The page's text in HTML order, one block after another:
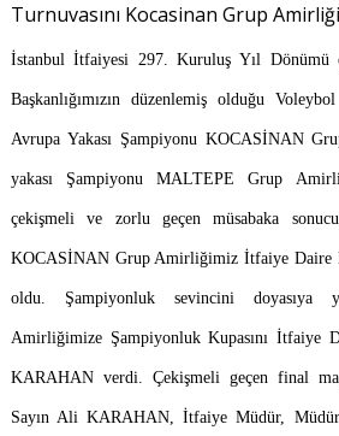
Turnuvasını Kocasinan Grup
İstanbul İtfaiyesi 297. Kuruluş Yıl Dönümü
Başkanlığımızın düzenlemiş olduğu
Avrupa Yakası Şampiyonu KOCASİNAN
yakası Şampiyonu MALTEPE Grup
çekişmeli ve zorlu geçen müsabaka
KOCASİNAN Grup Amirliğimiz İtfaiye Daire
oldu. Şampiyonluk sevincini doyasıya
Amirliğimize Şampiyonluk Kupasını İtfaiye
KARAHAN verdi. Çekişmeli geçen final
Sayın Ali KARAHAN, İtfaiye Müdür, Müdür